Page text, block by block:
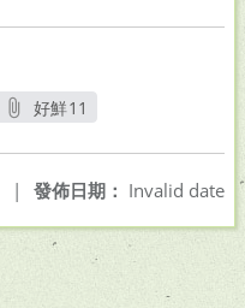
好鮮11
發佈日期： Invalid date
|